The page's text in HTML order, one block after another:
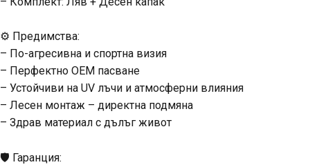
⚙️ Предимства:
– По-агресивна и спортна визия
– Перфектно OEM пасване
– Устойчиви на UV лъчи и атмосферни влияния
– Лесен монтаж – директна подмяна
– Здрав материал с дълъг живот
🛡️ Гаранция: